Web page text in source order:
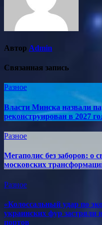
Автор Admin
Связанная запись
Разное
Власти Минска назвали
реконструирован в 2027
Разное
Мегаполис без заборов: о
московских
Разное
«Колоссальный удар по
украинских фур застряли
портов